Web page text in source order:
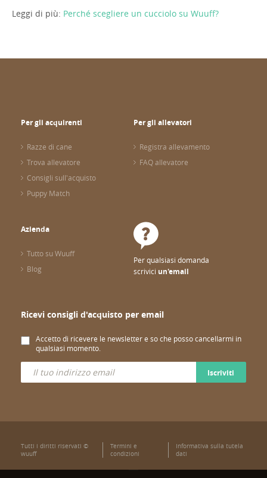
Leggi di più: Perché scegliere un cucciolo su Wuuff?
Per gli acquirenti
Razze di cane
Trova allevatore
Consigli sull'acquisto
Puppy Match
Per gli allevatori
Registra allevamento
FAQ allevatore
Azienda
Tutto su Wuuff
Blog
Per qualsiasi domanda
scrivici un'email
Ricevi consigli d'acquisto per email
Accetto di ricevere le newsletter e so che posso cancellarmi in
qualsiasi momento.
Iscriviti
Tutti i diritti riservati ©
wuuff
Termini e
condizioni
Informativa sulla tutela
dati